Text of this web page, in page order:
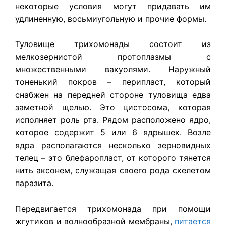
некоторые условия могут придавать им
удлиненную, восьмиугольную и прочие формы.
Туловище трихомонады состоит из
мелкозернистой протоплазмы с
множественными вакуолями. Наружный
тоненький покров – перипласт, который
снабжен на передней стороне туловища едва
заметной щелью. Это цистосома, которая
исполняет роль рта. Рядом расположено ядро,
которое содержит 5 или 6 ядрышек. Возле
ядра располагаются несколько зерновидных
телец – это блефаропласт, от которого тянется
нить аксонем, служащая своего рода скелетом
паразита.
Передвигается трихомонада при помощи
жгутиков и волнообразной мембраны, питается